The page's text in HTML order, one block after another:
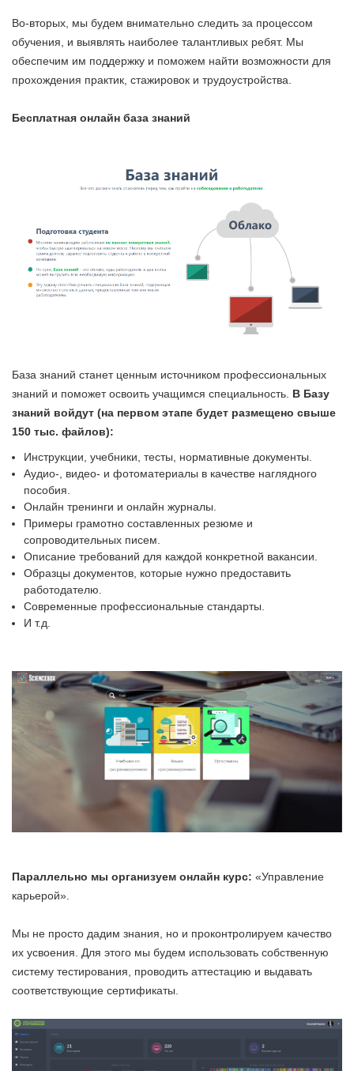
Во-вторых, мы будем внимательно следить за процессом
обучения, и выявлять наиболее талантливых ребят. Мы
обеспечим им поддержку и поможем найти возможности для
прохождения практик, стажировок и трудоустройства.
Бесплатная онлайн база знаний
База знаний станет ценным источником профессиональных
знаний и поможет освоить учащимся специальность. В Базу
знаний войдут (на первом этапе будет размещено свыше
150 тыс. файлов):
Инструкции, учебники, тесты, нормативные документы.
Аудио-, видео- и фотоматериалы в качестве наглядного
пособия.
Онлайн тренинги и онлайн журналы.
Примеры грамотно составленных резюме и
сопроводительных писем.
Описание требований для каждой конкретной вакансии.
Образцы документов, которые нужно предоставить
работодателю.
Современные профессиональные стандарты.
И т.д.
Параллельно мы организуем онлайн курс: «Управление
карьерой».
Мы не просто дадим знания, но и проконтролируем качество
их усвоения. Для этого мы будем использовать собственную
систему тестирования, проводить аттестацию и выдавать
соответствующие сертификаты.